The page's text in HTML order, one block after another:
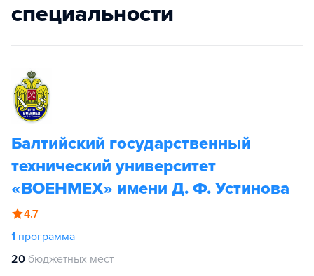
специальности
Балтийский государственный
технический университет
«ВОЕНМЕХ» имени Д. Ф. Устинова
4.7
1 программа
20 бюджетных мест